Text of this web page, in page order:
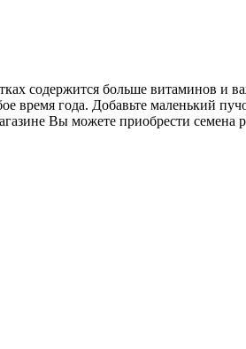
содержится больше витаминов и
время года. Добавьте маленький
Вы можете приобрести семена